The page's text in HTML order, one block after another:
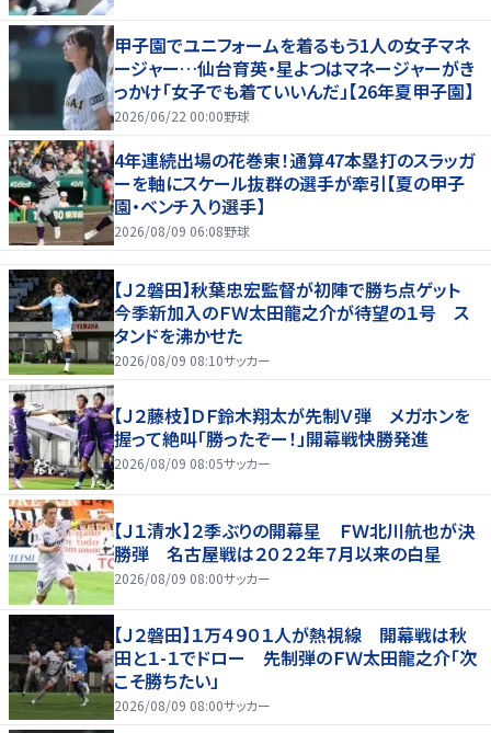
甲子園でユニフォームを着るもう1人の女子マネ
ージャー…仙台育英・星よつはマネージャーがき
っかけ「女子でも着ていいんだ」【26年夏甲子園】
2026/06/22 00:00野球
4年連続出場の花巻東！通算47本塁打のスラッガ
ーを軸にスケール抜群の選手が牽引【夏の甲子
園・ベンチ入り選手】
2026/08/09 06:08野球
【Ｊ２磐田】秋葉忠宏監督が初陣で勝ち点ゲット
今季新加入のＦＷ太田龍之介が待望の１号 ス
タンドを沸かせた
2026/08/09 08:10サッカー
【Ｊ２藤枝】ＤＦ鈴木翔太が先制Ｖ弾 メガホンを
握って絶叫「勝ったぞー！」開幕戦快勝発進
2026/08/09 08:05サッカー
【Ｊ１清水】２季ぶりの開幕星 ＦＷ北川航也が決
勝弾 名古屋戦は２０２２年７月以来の白星
2026/08/09 08:00サッカー
【Ｊ２磐田】１万４９０１人が熱視線 開幕戦は秋
田と１-１でドロー 先制弾のＦＷ太田龍之介「次
こそ勝ちたい」
2026/08/09 08:00サッカー